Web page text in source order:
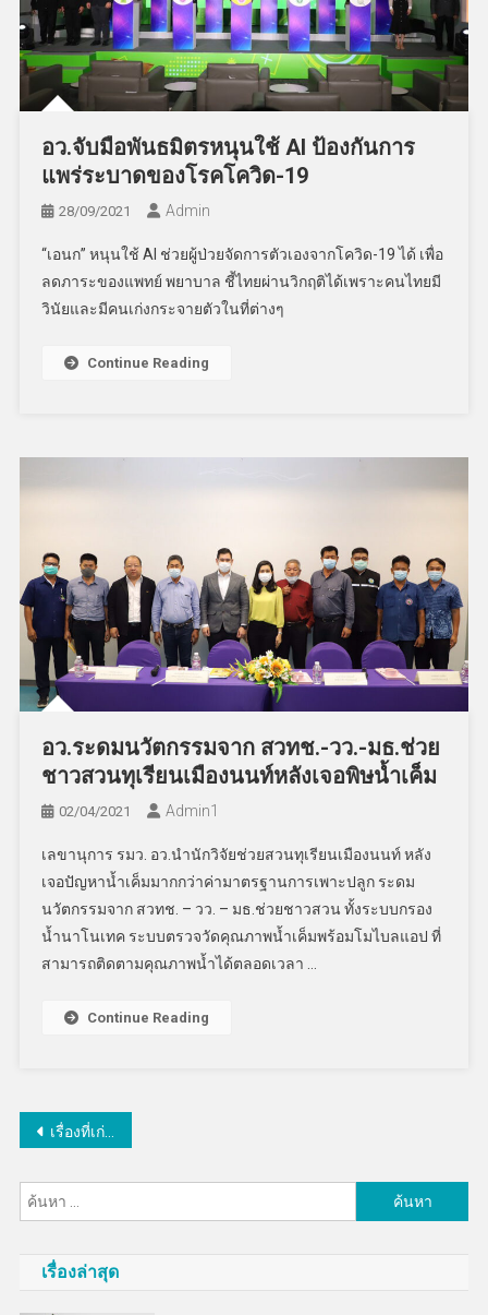
อว.จับมือพันธมิตรหนุนใช้ AI ป้องกันการ
แพร่ระบาดของโรคโควิด-19
28/09/2021 Admin
“เอนก” หนุนใช้ AI ช่วยผู้ป่วยจัดการตัวเองจากโควิด-19 ได้ เพื่อ
ลดภาระของแพทย์ พยาบาล ชี้ไทยผ่านวิกฤติได้เพราะคนไทยมี
วินัยและมีคนเก่งกระจายตัวในที่ต่างๆ
Continue Reading
อว.ระดมนวัตกรรมจาก สวทช.-วว.-มธ.ช่วย
ชาวสวนทุเรียนเมืองนนท์หลังเจอพิษน้ำเค็ม
02/04/2021 Admin​1
เลขานุการ รมว. อว.นำนักวิจัยช่วยสวนทุเรียนเมืองนนท์ หลัง
เจอปัญหาน้ำเค็มมากกว่าค่ามาตรฐานการเพาะปลูก ระดม
นวัตกรรมจาก สวทช. – วว. – มธ.ช่วยชาวสวน ทั้งระบบกรอง
น้ำนาโนเทค ระบบตรวจวัดคุณภาพน้ำเค็มพร้อมโมไบลแอป ที่
สามารถติดตามคุณภาพน้ำได้ตลอดเวลา …
Continue Reading
แนะแนว
เรื่อง
เรื่องที่เก่ากว่า
สำหรับ:
เรื่องล่าสุด